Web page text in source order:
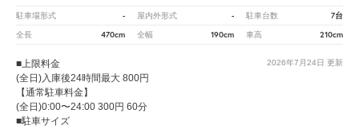
駐車場形式 - 屋内外形式 - 駐車台数 7台
全長 470cm 全幅 190cm 車高 210cm
2026年7月24日 更新
■上限料金
(全日)入庫後24時間最大 800円
【通常駐車料金】
(全日)0:00〜24:00 300円 60分
■駐車サイズ